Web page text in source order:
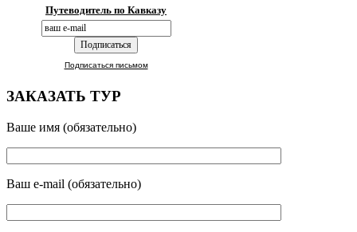
Путеводитель по Кавказу
Подписаться письмом
ЗАКАЗАТЬ ТУР
Ваше имя (обязательно)
Ваш e-mail (обязательно)